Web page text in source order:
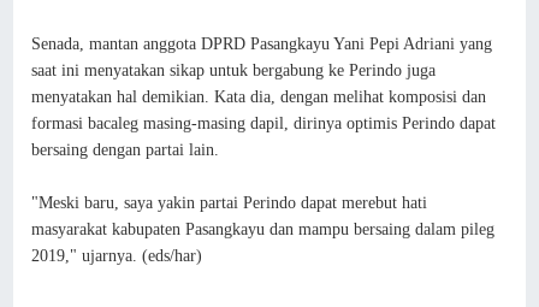
Senada, mantan anggota DPRD Pasangkayu Yani Pepi Adriani yang
saat ini menyatakan sikap untuk bergabung ke Perindo juga
menyatakan hal demikian. Kata dia, dengan melihat komposisi dan
formasi bacaleg masing-masing dapil, dirinya optimis Perindo dapat
bersaing dengan partai lain.
"Meski baru, saya yakin partai Perindo dapat merebut hati
masyarakat kabupaten Pasangkayu dan mampu bersaing dalam pileg
2019," ujarnya. (eds/har)